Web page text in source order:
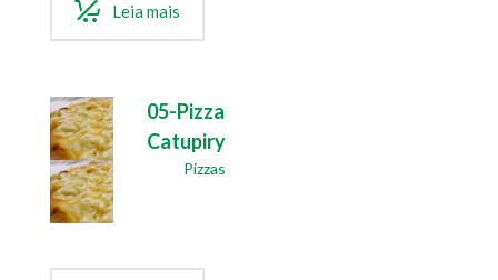
Leia mais
05-Pizza
Catupiry
Pizzas